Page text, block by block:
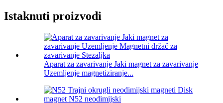
Istaknuti proizvodi
Aparat za zavarivanje Jaki magnet za zavarivanje
Uzemljenje magnetiziranje...